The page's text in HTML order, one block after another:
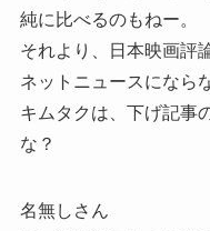
純に比べるのもねー。
それより、日本映画評
ネットニュースになら
キムタクは、下げ記事
な？
名無しさん